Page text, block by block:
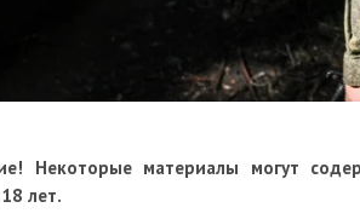
Некоторые материалы могут
лет.